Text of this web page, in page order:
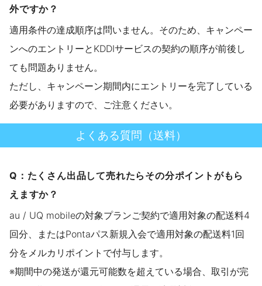
外ですか？
適用条件の達成順序は問いません。そのため、キャンペー
ンへのエントリーとKDDIサービスの契約の順序が前後し
ても問題ありません。
ただし、キャンペーン期間内にエントリーを完了している
必要がありますので、ご注意ください。
よくある質問（送料）
Q：たくさん出品して売れたらその分ポイントがもら
えますか？
au / UQ mobileの対象プランご契約で適用対象の配送料4
回分、またはPontaパス新規入会で適用対象の配送料1回
分をメルカリポイントで付与します。
※期間中の発送が還元可能数を超えている場合、取引が完